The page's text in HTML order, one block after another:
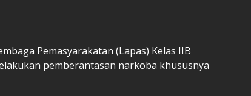
Pemasyarakatan (Lapas) Kelas IIB
pemberantasan narkoba khususnya